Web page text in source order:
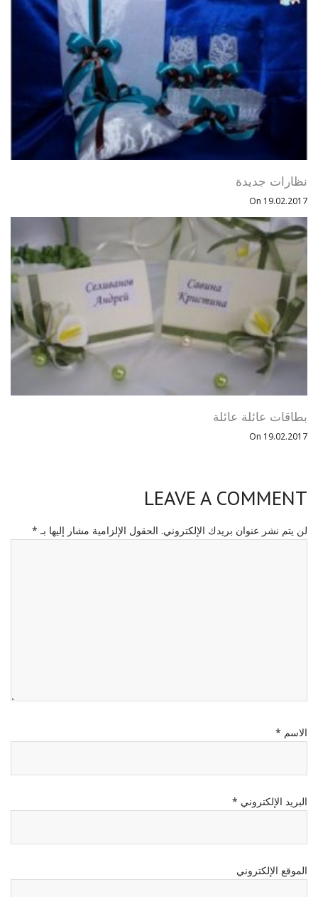
نظارات جديدة
On 19.02.2017
بطاقات عائلة عائلة
On 19.02.2017
LEAVE A COMMENT
لن يتم نشر عنوان بريدك الإلكتروني. الحقول الإلزامية مشار إليها بـ *
الاسم *
البريد الإلكتروني *
الموقع الإلكتروني